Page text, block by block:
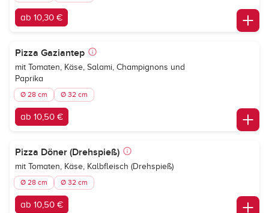
ab 10,30 €
Pizza Gaziantep
mit Tomaten, Käse, Salami, Champignons und
Paprika
Ø 28 cm Ø 32 cm
ab 10,50 €
Pizza Döner (Drehspieß)
mit Tomaten, Käse, Kalbfleisch (Drehspieß)
Ø 28 cm Ø 32 cm
ab 10,50 €